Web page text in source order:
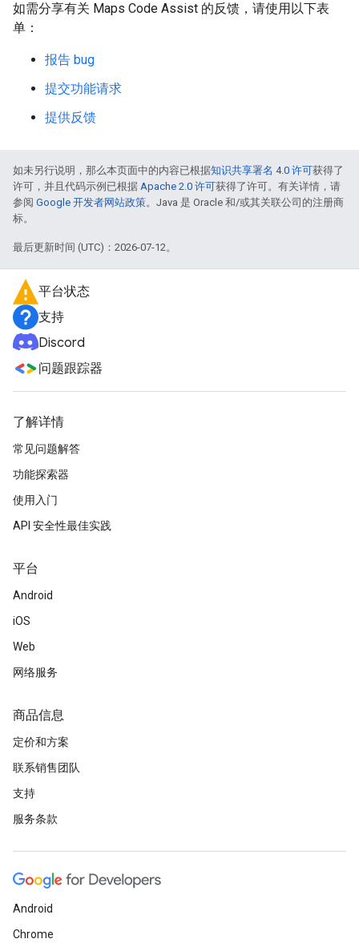
如需分享有关 Maps Code Assist 的反馈，请使用以下表
单：
报告 bug
提交功能请求
提供反馈
如未另行说明，那么本页面中的内容已根据知识共享署名 4.0 许可获得了
许可，并且代码示例已根据 Apache 2.0 许可获得了许可。有关详情，请
参阅 Google 开发者网站政策。Java 是 Oracle 和/或其关联公司的注册商
标。
最后更新时间 (UTC)：2026-07-12。
平台状态
支持
Discord
问题跟踪器
了解详情
常见问题解答
功能探索器
使用入门
API 安全性最佳实践
平台
Android
iOS
Web
网络服务
商品信息
定价和方案
联系销售团队
支持
服务条款
Android
Chrome